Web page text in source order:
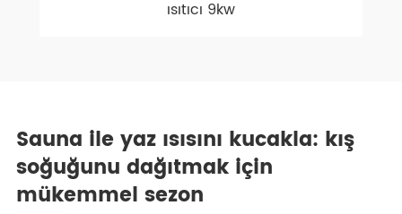
ısıtıcı 9kw
Sauna ile yaz ısısını kucakla: kış
soğuğunu dağıtmak için
mükemmel sezon